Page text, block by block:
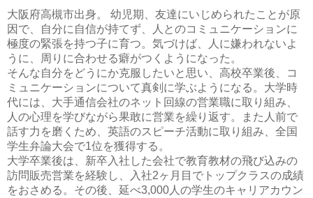
大阪府高槻市出身。 幼児期、友達にいじめられたことが原
因で、自分に自信が持てず、人とのコミュニケーションに
極度の緊張を持つ子に育つ。気づけば、人に嫌われないよ
うに、周りに合わせる癖がつくようになった。
そんな自分をどうにか克服したいと思い、高校卒業後、コ
ミュニケーションについて真剣に学ぶようになる。大学時
代には、大手通信会社のネット回線の営業職に取り組み、
人の心理を学びながら果敢に営業を繰り返す。また人前で
話す力を磨くため、英語のスピーチ活動に取り組み、全国
学生弁論大会で1位を獲得する。
大学卒業後は、新卒入社した会社で教育教材の飛び込みの
訪問販売営業を経験し、入社2ヶ月目でトップクラスの成績
をおさめる。その後、延べ3,000人の学生のキャリアカウン